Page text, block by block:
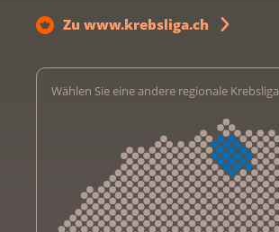
Zu www.krebsliga.ch
Wählen Sie eine andere regionale Krebsliga